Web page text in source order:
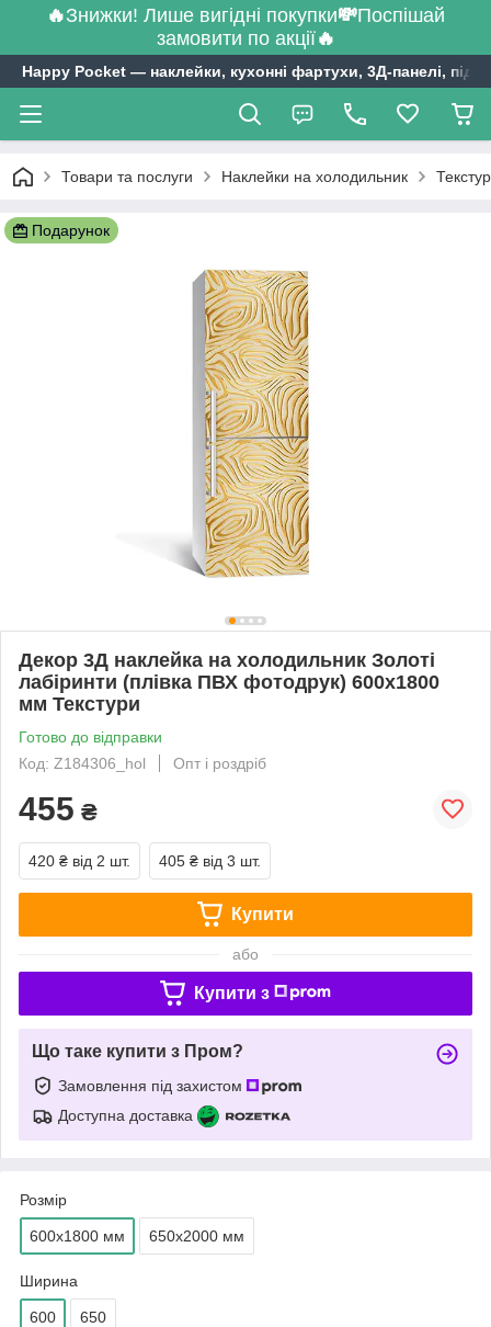
🔥Знижки! Лише вигідні покупки💸Поспішай
замовити по акції🔥
Happy Pocket ― наклейки, кухонні фартухи, 3Д-панелі,
Товари та послуги Наклейки на холодильник
Подарунок
Декор 3Д наклейка на холодильник Золоті
лабіринти (плівка ПВХ фотодрук) 600х1800
мм Текстури
Готово до відправки
Код: Z184306_hol
Опт і роздріб
455 ₴
420 ₴ від 2 шт. 405 ₴ від 3 шт.
Купити
або
Купити з
Що таке купити з Пром?
Замовлення під захистом
Доступна доставка
Розмір
600х1800 мм 650х2000 мм
Ширина
600 650